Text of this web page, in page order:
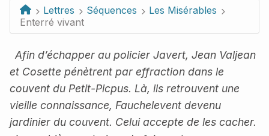
Lettres Séquences
Les Misérables
Enterré vivant
Afin d’échapper au policier Javert, Jean Valjean
et Cosette pénètrent par effraction dans le
couvent du Petit-Picpus. Là, ils retrouvent une
vieille connaissance, Fauchelevent devenu
jardinier du couvent. Celui accepte de les cacher.